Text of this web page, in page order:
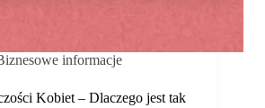
informacje
Kobiet – Dlaczego jest tak